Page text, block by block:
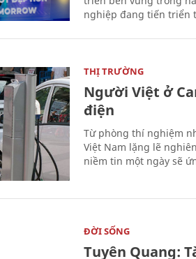
nghiệp đang tiến triển
THỊ TRƯỜNG
Người Việt ở
điện
Từ phòng thí nghiệm
Việt Nam lặng lẽ
niềm tin một ngày sẽ
ĐỜI SỐNG
Tuyên Quang: